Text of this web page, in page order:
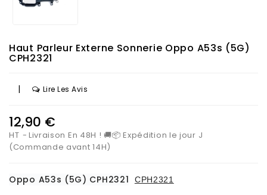
Haut Parleur Externe Sonnerie Oppo A53s (5G)
CPH2321
| Lire Les Avis
12,90 €
HT
Livraison En 48H ! 🚚📦 Expédition le jour J
(Commande avant 14H)
Oppo A53s (5G) CPH2321 CPH2321